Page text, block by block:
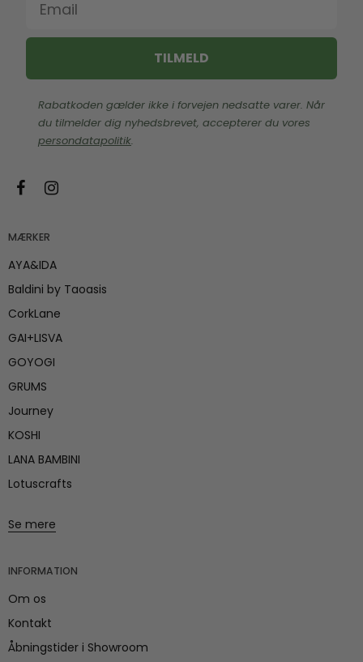
TILMELD
Rabatkoden gælder ikke i forvejen nedsatte varer. Når
du tilmelder dig nyhedsbrevet, accepterer du vores
persondatapolitik.
MÆRKER
AYA&IDA
Baldini by Taoasis
CorkLane
GAI+LISVA
GOYOGI
GRUMS
Journey
KOSHI
LANA BAMBINI
Lotuscrafts
Se mere
INFORMATION
Om os
Kontakt
Åbningstider i Showroom